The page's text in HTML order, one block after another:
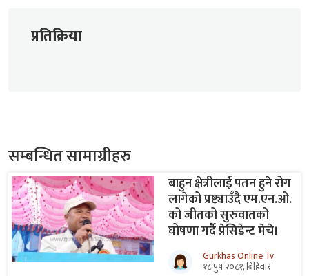
प्रतिक्रिया
सम्बन्धित सामाग्रीहरु
बाहुन क्षेत्रीलाई पतन हुने रोग
लागेको प्रष्ट्याउँदै एम.एन.ओ.
को जीतको सुरुवातको
घोषणा गर्दै प्रेसिडेन्ट मेचे।
Gurkhas Online Tv
१८ पुष २०८१, बिहिवार